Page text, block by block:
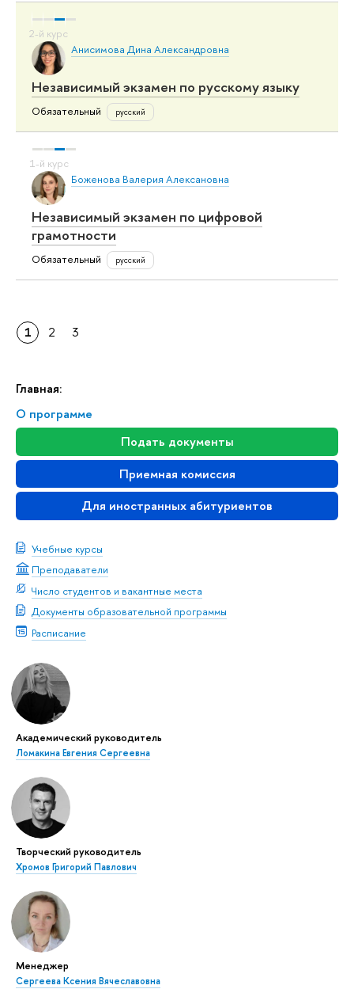
Главная:
О программе
Подать документы
Приемная комиссия
Для иностранных абитуриентов
Учебные курсы
Преподаватели
Число студентов и вакантные места
Документы образовательной программы
Расписание
Академический руководитель
Ломакина Евгения Сергеевна
Творческий руководитель
Хромов Григорий Павлович
Менеджер
Сергеева Ксения Вячеславовна
Анисимова Дина Александровна
Независимый экзамен по русскому языку
Обязательный русский
Боженова Валерия Алексановна
Независимый экзамен по цифровой
грамотности
Обязательный русский
1 2 3